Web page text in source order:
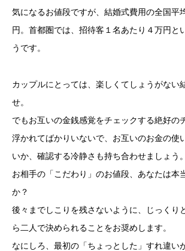
気になるお値段ですが、結婚式費用の全国平
円。首都圏では、招待客１名あたり４万円と
うです。
カップルにとっては、楽しくてしょうがない
せ。
でもお互いの金銭感覚をチェックする絶好の
浮かれてばかりいないで、お互いのお金の使
いか、確認する冷静さも持ち合わせましょう。
お相手の「こだわり」のお値段、あなたは本
か？
後々までしこりを残さないように、じっくり
ら二人で決められることをお奨めします。
なにしろ、最初の「ちょっとした」すれ違い